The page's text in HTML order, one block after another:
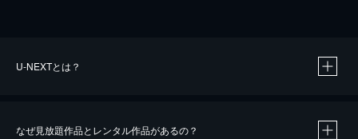
U-NEXTとは？
なぜ見放題作品とレンタル作品があるの？